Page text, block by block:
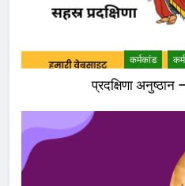
कर्मकांड
प्रदक्षिणा